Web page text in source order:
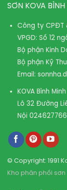
SƠN KOVA BÌNH
Công ty CPĐT
VPGD: Số 12
Bộ phận Kinh
Bộ phận Kỹ
Email:
KOVA Bình
Lô 32 Đường
Nội
© Copyright: 1991
Kho phân phối